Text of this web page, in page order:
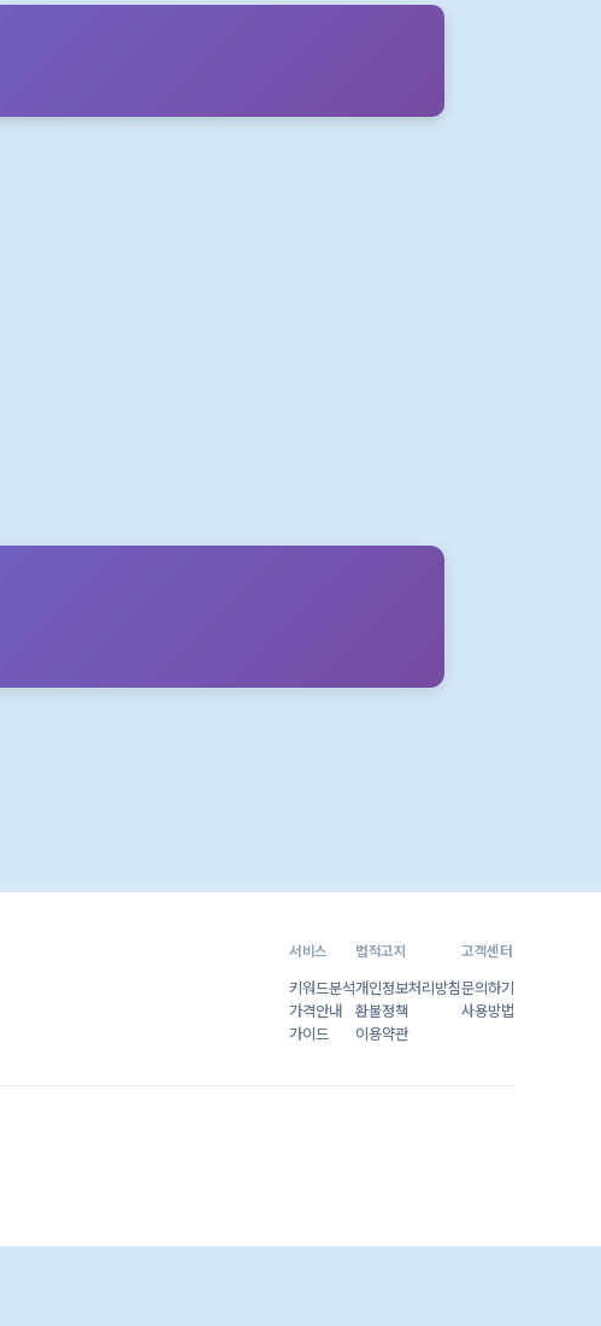
서비스
키워드분석
가격안내
가이드
법적고지
개인정보처리방침
환불정책
이용약관
고객센터
문의하기
사용방법